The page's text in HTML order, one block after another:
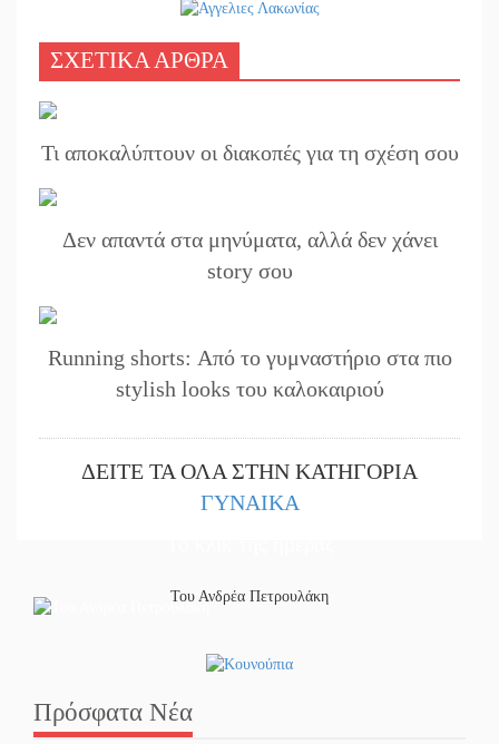
ΣΧΕΤΙΚΑ ΑΡΘΡΑ
Τι αποκαλύπτουν οι διακοπές για τη σχέση σου
Δεν απαντά στα μηνύματα, αλλά δεν χάνει
story σου
Running shorts: Από το γυμναστήριο στα πιο
stylish looks του καλοκαιριού
ΔΕΙΤΕ ΤΑ ΟΛΑ ΣΤΗΝ ΚΑΤΗΓΟΡΙΑ
ΓΥΝΑΙΚΑ
Του Ανδρέα Πετρουλάκη
Πρόσφατα Νέα